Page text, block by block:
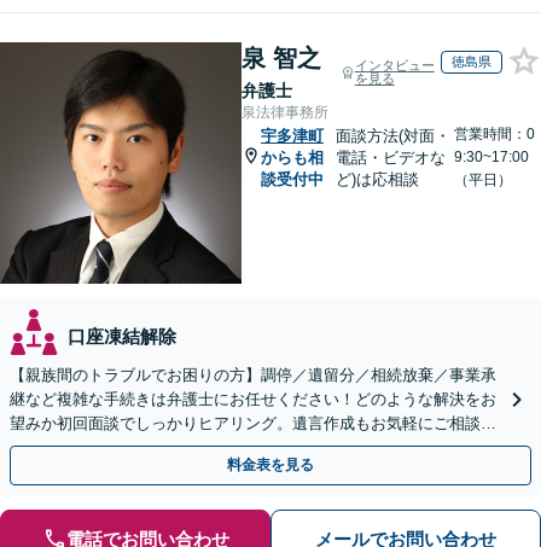
泉 智之
弁護士
インタビュー
を見る
徳島県
泉法律事務所
宇多津町
からも相
談受付中
面談方法(対面・
電話・ビデオな
ど)は応相談
営業時間：0
9:30~17:00
（平日）
口座凍結解除
【親族間のトラブルでお困りの方】調停／遺留分／相続放棄／事業承
継など複雑な手続きは弁護士にお任せください！どのような解決をお
望みか初回面談でしっかりヒアリング。遺言作成もお気軽にご相談く
ださい。
料金表を見る
電話でお問い合わせ メールでお問い合わせ